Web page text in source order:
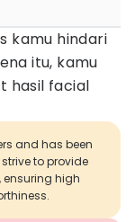
kamu hindari
itu, kamu
hasil facial
and has been
to provide
high